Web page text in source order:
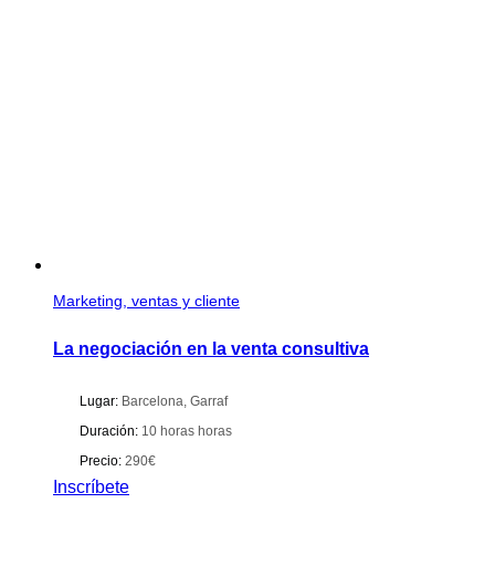
Marketing, ventas y cliente
La negociación en la venta consultiva
Lugar: Barcelona, Garraf
Duración: 10 horas horas
Precio: 290€
Inscríbete